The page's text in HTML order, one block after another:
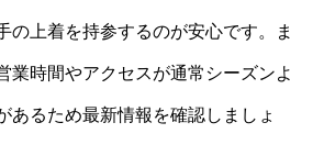
の上着を持参するのが安心です。ま
業時間やアクセスが通常シーズンよ
あるため最新情報を確認しましょ